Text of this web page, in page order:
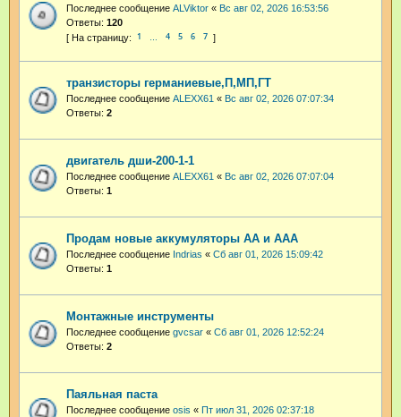
Последнее сообщение ALViktor « Вс авг 02, 2026 16:53:56
Ответы: 120
1 4 5 6 7
транзисторы германиевые,П,МП,ГТ
Последнее сообщение ALEXX61 « Вс авг 02, 2026 07:07:34
Ответы: 2
двигатель дши-200-1-1
Последнее сообщение ALEXX61 « Вс авг 02, 2026 07:07:04
Ответы: 1
Продам новые аккумуляторы АА и ААА
Последнее сообщение Indrias « Сб авг 01, 2026 15:09:42
Ответы: 1
Монтажные инструменты
Последнее сообщение gvcsar « Сб авг 01, 2026 12:52:24
Ответы: 2
Паяльная паста
Последнее сообщение osis « Пт июл 31, 2026 02:37:18